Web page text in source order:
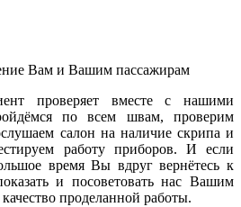
Вам и Вашим пассажирам
проверяет вместе с нашими
по всем швам, проверим
салон на наличие скрипа и
работу приборов. И если
время Вы вдруг вернётесь к
и посоветовать нас Вашим
проделанной работы.